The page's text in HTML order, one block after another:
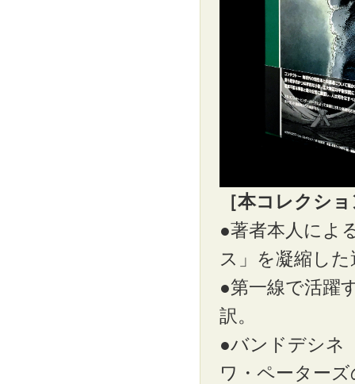
［本コレクシ
●著者本人によ
ス」を凝縮した
●第一線で活躍
訳。
●バンドデシネ
ワ・ペーター